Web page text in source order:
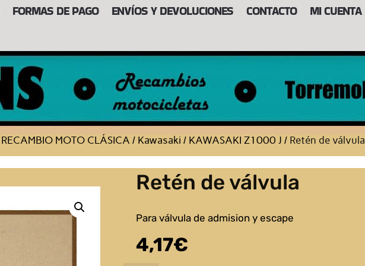
FORMAS DE PAGO ENVÍOS Y DEVOLUCIONES CONTACTO MI CUENTA
RECAMBIO MOTO CLÁSICA / Kawasaki / KAWASAKI Z1000 J / Retén de válvula
Retén de válvula
Para válvula de admision y escape
4,17€